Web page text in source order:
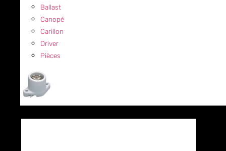
Ballast
Canopé
Carillon
Driver
Pièces